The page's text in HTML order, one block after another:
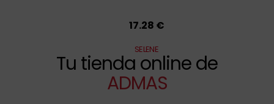
17.28 €
SELENE
Tu tienda online de
ADMAS